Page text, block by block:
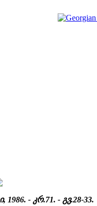
- კრ.71. - გვ.28-33.